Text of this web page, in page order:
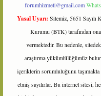
forumhizmeti@gmail.com
Yasal Uyarı: Sitemiz, 5651
Kurumu (BTK) tarafından
vermektedir. Bu nedenle,
araştırma yükümlülüğümüz
içeriklerin sorumluluğunu
etmiş sayılırlar. Bu internet sitesi,